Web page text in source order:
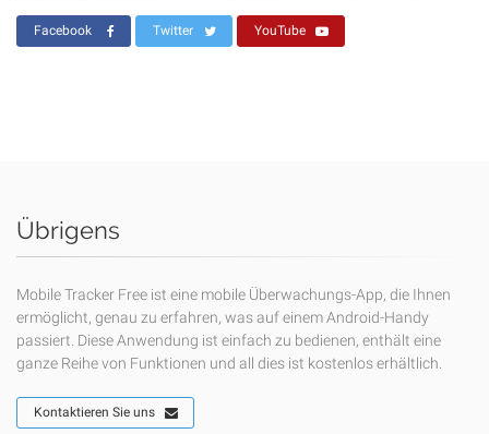
Facebook Twitter YouTube
Übrigens
Mobile Tracker Free ist eine mobile Überwachungs-App, die Ihnen
ermöglicht, genau zu erfahren, was auf einem Android-Handy
passiert. Diese Anwendung ist einfach zu bedienen, enthält eine
ganze Reihe von Funktionen und all dies ist kostenlos erhältlich.
Kontaktieren Sie uns